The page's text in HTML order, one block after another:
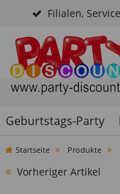
Filialen,
Geburtstags-Party
Startseite Produkte
Vorheriger Artikel